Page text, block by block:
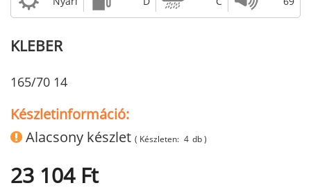
KLEBER
165/70 14
Készletinformáció:
Alacsony készlet ( Készleten: 4 db )
23 104 Ft